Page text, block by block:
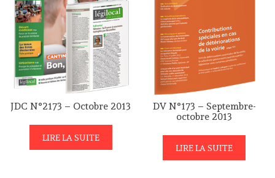
JDC N°2173 – Octobre 2013
LIRE LA SUITE
DV N°173 – Septembre-
octobre 2013
LIRE LA SUITE